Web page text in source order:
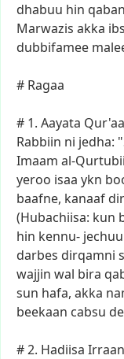
dhabuu hin qaban
Marwazis akka
dubbifamee
# Ragaa
# 1. Aayata
Rabbiin ni jedha:
Imaam al-Qurtubii
yeroo isaa ykn
baafne, kanaaf
(Hubachiisa: kun
hin kennu-
darbes dirqamni
wajjin wal bira
sun hafa, akka
beekaan cabsu
#2. Hadiisa